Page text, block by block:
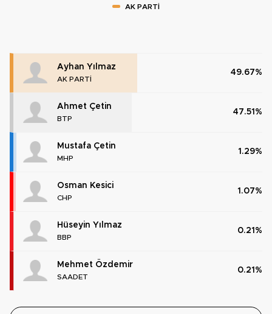
AK PARTİ
Ayhan Yılmaz
AK PARTİ
49.67%
Ahmet Çetin
BTP
47.51%
Mustafa Çetin
MHP
1.29%
Osman Kesici
CHP
1.07%
Hüseyin Yılmaz
BBP
0.21%
Mehmet Özdemir
SAADET
0.21%